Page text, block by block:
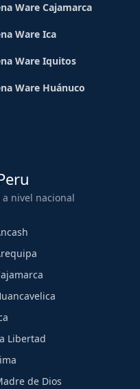
Ware Cajamarca
Ware Ica
Ware Iquitos
Ware Huánuco
nivel nacional
Libertad
de Dios